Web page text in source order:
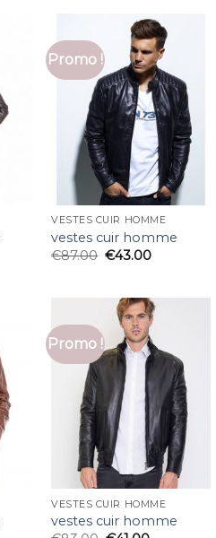
Promo !
VESTES CUIR HOMME
vestes cuir homme
€87.00 €43.00
Promo !
VESTES CUIR HOMME
vestes cuir homme